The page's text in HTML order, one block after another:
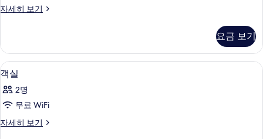
보
자
기
모
보
기
자세히 보기
객
히
보
기
요금 보기
객
실
사
모
8
객실
2명
무료 WiFi
자세히 보기
객